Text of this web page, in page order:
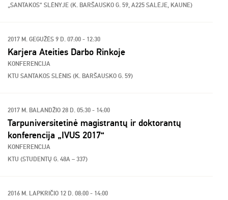
„SANTAKOS“ SLĖNYJE (K. BARŠAUSKO G. 59, A225 SALĖJE, KAUNE)
2017 M. GEGUŽĖS 9 D. 07:00 - 12:30
Karjera Ateities Darbo Rinkoje
KONFERENCIJA
KTU SANTAKOS SLĖNIS (K. BARŠAUSKO G. 59)
2017 M. BALANDŽIO 28 D. 05:30 - 14:00
Tarpuniversitetinė magistrantų ir doktorantų
konferencija „IVUS 2017“
KONFERENCIJA
KTU (STUDENTŲ G. 48A – 337)
2016 M. LAPKRIČIO 12 D. 08:00 - 14:00